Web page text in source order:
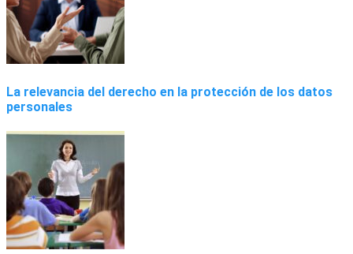
La relevancia del derecho en la protección de los datos
personales